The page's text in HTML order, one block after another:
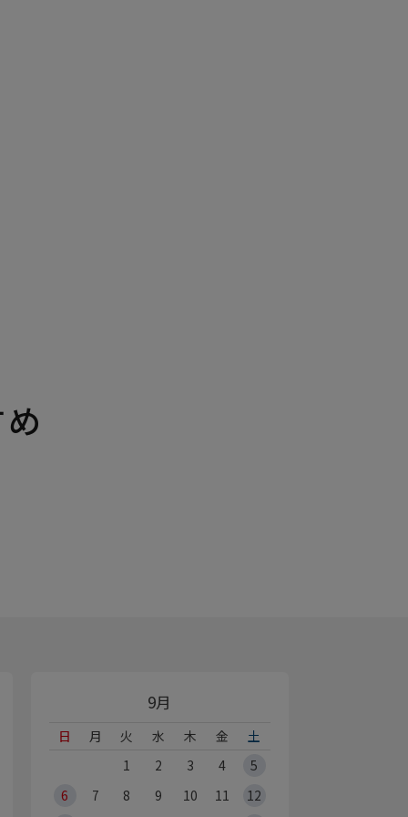
9月
日 月 火 水 木 金
土
1
2 3 4
5
6
7 8 9 10 11
12